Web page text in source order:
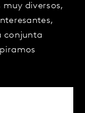
diversos,
conjunta